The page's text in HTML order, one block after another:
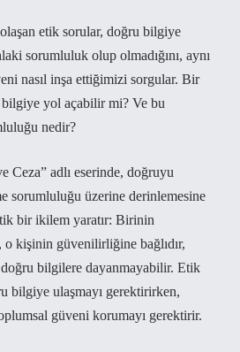
etik sorular, doğru bilgiye
sorumluluk olup olmadığını, aynı
nasıl inşa ettiğimizi sorgular. Bir
yol açabilir mi? Ve bu
nedir?
Ceza” adlı eserinde, doğruyu
sorumluluğu üzerine derinlemesine
bir ikilem yaratır: Birinin
kişinin güvenilirliğine bağlıdır,
bilgilere dayanmayabilir. Etik
bilgiye ulaşmayı gerektirirken,
güveni korumayı gerektirir.